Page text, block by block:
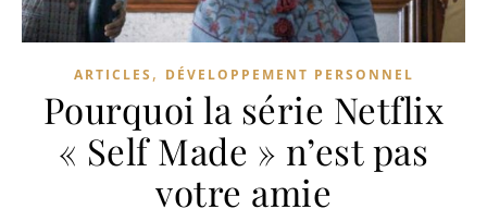
ARTICLES , DÉVELOPPEMENT PERSONNEL
Pourquoi la série Netflix
« Self Made » n’est pas
votre amie